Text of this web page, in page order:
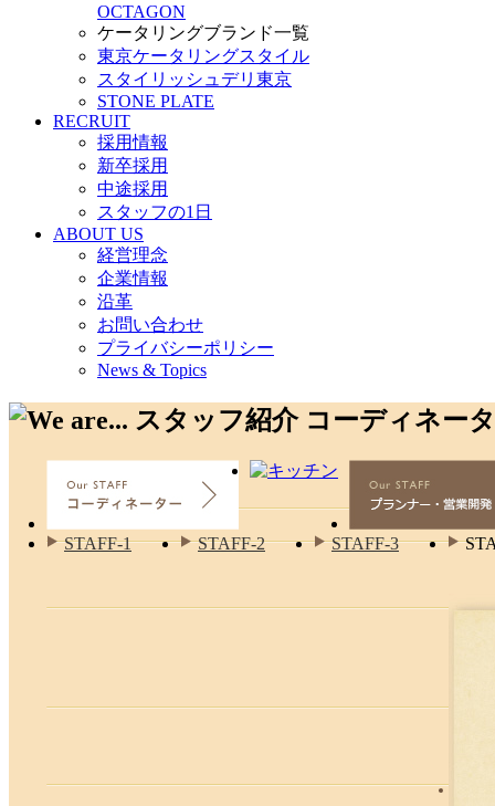
OCTAGON
ケータリングブランド一覧
東京ケータリングスタイル
スタイリッシュデリ東京
STONE PLATE
RECRUIT
採用情報
新卒採用
中途採用
スタッフの1日
ABOUT US
経営理念
企業情報
沿革
お問い合わせ
プライバシーポリシー
News & Topics
STAFF-1 STAFF-2 STAFF-3